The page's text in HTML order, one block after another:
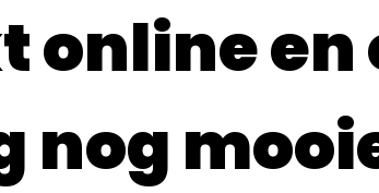
online
nog